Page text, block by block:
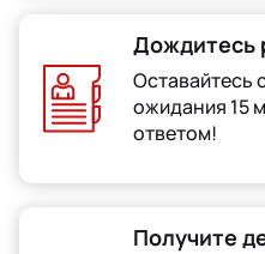
Дождитесь
Оставайтесь
ожидания 15
ответом!
Получите